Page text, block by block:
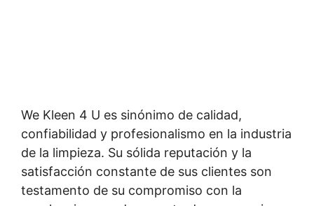
We Kleen 4 U es sinónimo de calidad,
confiabilidad y profesionalismo en la industria
de la limpieza. Su sólida reputación y la
satisfacción constante de sus clientes son
testamento de su compromiso con la